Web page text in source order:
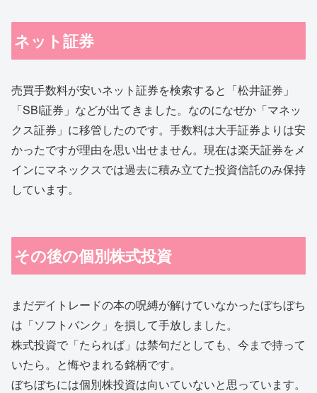
ネット証券
売買手数料が安いネット証券を検索すると「松井証券」
「SBI証券」などが出てきました。なのになぜか「マネッ
クス証券」に移管したのです。手数料は大手証券よりは安
かったですが理由を思い出せません。現在は楽天証券をメ
インにマネックスでは過去に積み立てた投資信託のみ保持
しています。
その後の個別株式投資
まだデイトレードの本の呪縛が解けていなかったぼちぼち
は「ソフトバンク」を損して手放しました。
株式投資で「たられば」は禁句だとしても、今まで持って
いたら。と悔やまれる銘柄です。
ぼちぼちには個別株投資は向いていないと思っています。